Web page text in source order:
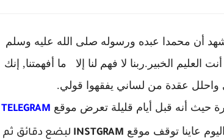
أن محمدا عبده ورسوله صلى الله عليه وسلم
العليم الخبير.ربنا لا فهم لنا إلا ما أفهمتنا, إنك
عقدة من لساني يفقهوا قولي.
حيث أنه قبل أيام قليلة تعرض موقع TELEGRAM
عاينا توقف موقع INSTGRAM لبضع دقائق ثم